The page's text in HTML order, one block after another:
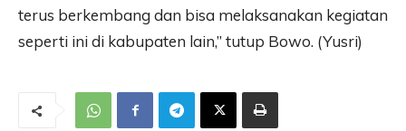
terus berkembang dan bisa melaksanakan kegiatan
seperti ini di kabupaten lain,” tutup Bowo. (Yusri)